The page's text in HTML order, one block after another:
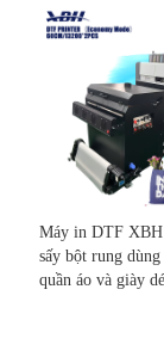
Máy in DTF
sấy bột rung
quần áo và giày